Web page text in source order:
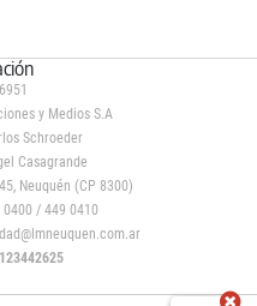
6951
y Medios S.A
Schroeder
Casagrande
Neuquén (CP 8300)
/ 449 0410